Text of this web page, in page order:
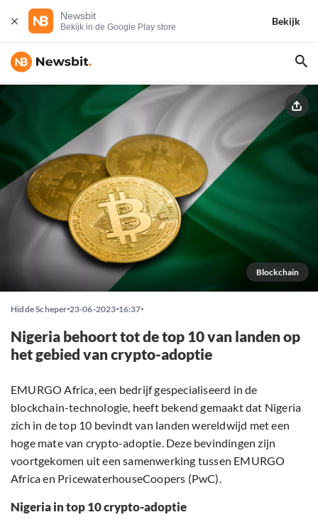
Newsbit
Bekijk in de Google Play store
Bekijk
Blockchain
Hidde Scheper 23-06-2023 16:37
Nigeria behoort tot de top 10 van landen op
het gebied van crypto-adoptie
EMURGO Africa, een bedrijf gespecialiseerd in de
blockchain-technologie, heeft bekend gemaakt dat Nigeria
zich in de top 10 bevindt van landen wereldwijd met een
hoge mate van crypto-adoptie. Deze bevindingen zijn
voortgekomen uit een samenwerking tussen EMURGO
Africa en PricewaterhouseCoopers (PwC).
Nigeria in top 10 crypto-adoptie